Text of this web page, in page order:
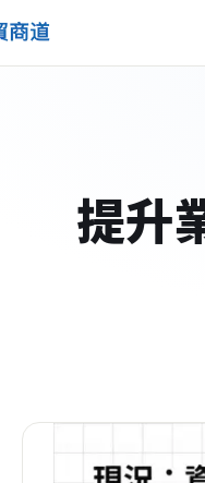
提升